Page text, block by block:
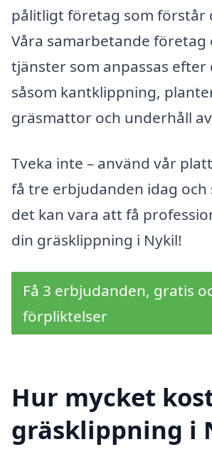
pålitligt företag som förstår
Våra samarbetande företag
tjänster som anpassas efter
såsom kantklippning,
gräsmattor och underhåll
Tveka inte – använd vår
få tre erbjudanden idag och
det kan vara att få
din gräsklippning i Nykil!
Få 3 erbjudanden, gratis
förpliktelser
Hur mycket
gräsklippning i